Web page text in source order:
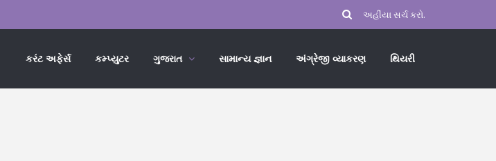
કરંટ અફેર્સ કમ્પ્યુટર ગુજરાત સામાન્ય જ્ઞાન અંગ્રેજી વ્યાકરણ થિયરી